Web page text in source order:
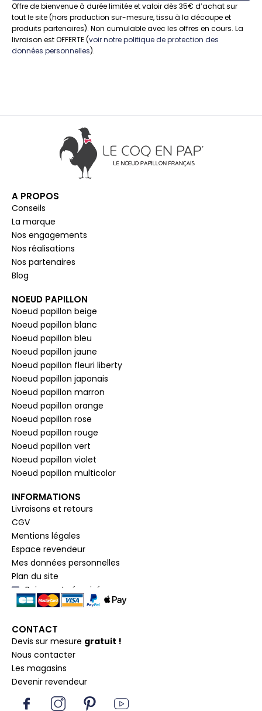
Offre de bienvenue à durée limitée et valoir dès 35€ d’achat sur
tout le site (hors production sur-mesure, tissu à la découpe et
produits partenaires). Non cumulable avec les offres en cours. La
livraison est OFFERTE (voir notre politique de protection des
données personnelles).
A PROPOS
Conseils
La marque
Nos engagements
Nos réalisations
Nos partenaires
Blog
NOEUD PAPILLON
Noeud papillon beige
Noeud papillon blanc
Noeud papillon bleu
Noeud papillon jaune
Noeud papillon fleuri liberty
Noeud papillon japonais
Noeud papillon marron
Noeud papillon orange
Noeud papillon rose
Noeud papillon rouge
Noeud papillon vert
Noeud papillon violet
Noeud papillon multicolor
INFORMATIONS
Livraisons et retours
CGV
Mentions légales
Espace revendeur
Mes données personnelles
Plan du site
Paiement sécurisé
CONTACT
Devis sur mesure gratuit !
Nous contacter
Les magasins
Devenir revendeur
I I P Y